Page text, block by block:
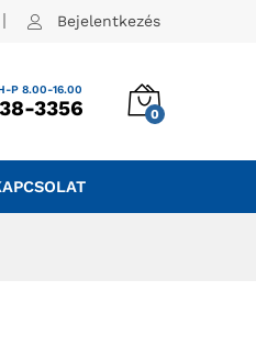
Bejelentkezés
P 8.00-16.00
3356 0